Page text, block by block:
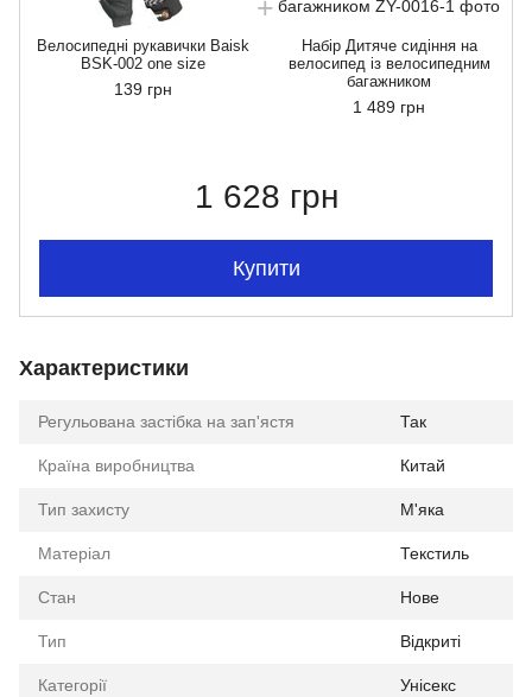
Велосипедні рукавички Baisk
BSK-002 one size
139 грн
Набір Дитяче сидіння на
велосипед із велосипедним
багажником
1 489 грн
1 628 грн
Купити
Характеристики
Регульована застібка на зап'ястя Так
Країна виробництва Китай
Тип захисту М'яка
Матеріал Текстиль
Стан Нове
Тип Відкриті
Категорії Унісекс